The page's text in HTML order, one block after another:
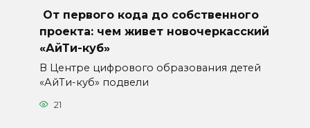
От первого кода до собственного
проекта: чем живет новочеркасский
«АйТи-куб»
В Центре цифрового образования детей
«АйТи-куб» подвели
21